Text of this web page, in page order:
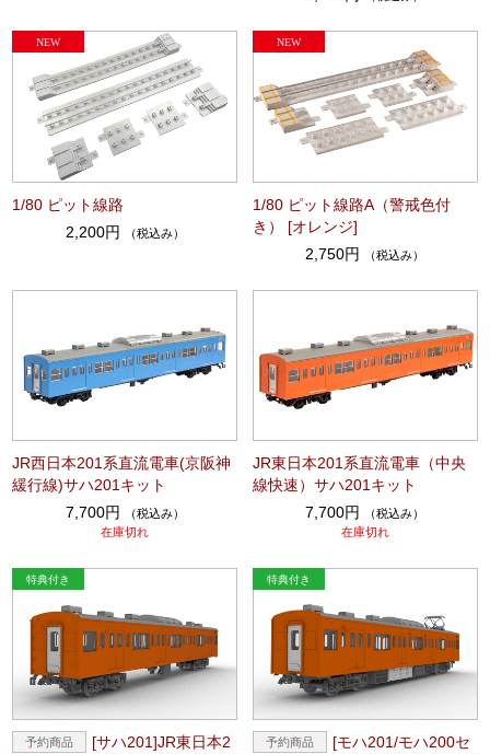
1/80 ピット線路
2,200円
（税込み）
1/80 ピット線路A（警戒色付
き） [オレンジ]
2,750円
（税込み）
JR西日本201系直流電車(京阪神
緩行線)サハ201キット
7,700円
（税込み）
在庫切れ
JR東日本201系直流電車（中央
線快速）サハ201キット
7,700円
（税込み）
在庫切れ
[サハ201]JR東日本2
[モハ201/モハ200セ